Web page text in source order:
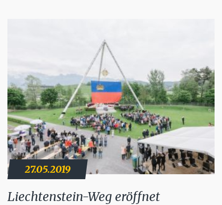
27.05.2019
Liechtenstein-Weg eröffnet